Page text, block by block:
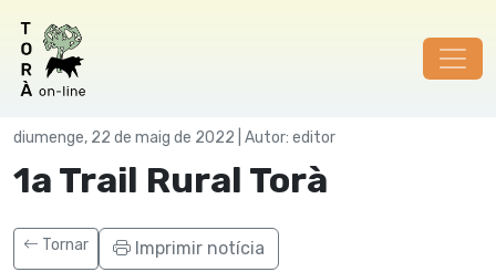
diumenge, 22 de maig de 2022 | Autor: editor
1a Trail Rural Torà
Tornar Imprimir notícia